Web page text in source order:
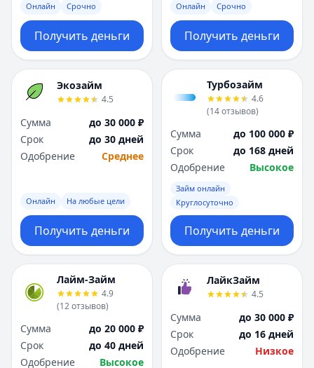
Онлайн Срочно
Получить деньги
Онлайн Срочно
Получить деньги
Экозайм
4.5
Сумма
до 30 000 ₽
Срок
до 30 дней
Одобрение
Среднее
Онлайн На любые цели
Получить деньги
Турбозайм
4.6
(14отзывов)
Сумма
до 100 000 ₽
Срок
до 168 дней
Одобрение
Высокое
Займ онлайн
Круглосуточно
Получить деньги
Лайм-Займ
4.9
(12отзывов)
Сумма
до 20 000 ₽
Срок
до 40 дней
Одобрение
Высокое
ЛайкЗайм
4.5
Сумма
до 30 000 ₽
Срок
до 16 дней
Одобрение
Низкое